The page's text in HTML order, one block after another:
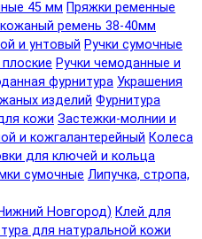
45 мм Пряжки ременные
ремень 38-40мм
и унтовый Ручки сумочные
Ручки чемоданные и
фурнитура Украшения
изделий Фурнитура
кожи Застежки-молнии и
и кожгалантерейный Колеса
для ключей и кольца
сумочные Липучка, стропа,
Новгород) Клей для
для натуральной кожи